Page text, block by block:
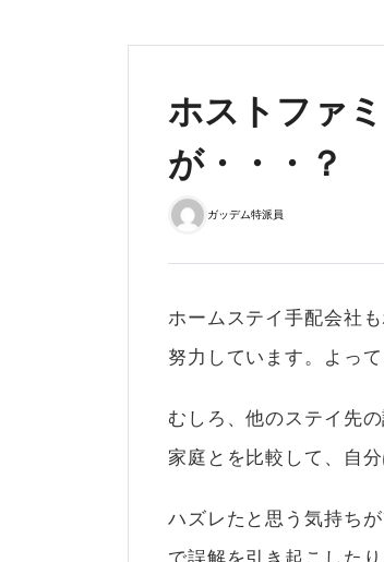
ホストファ
が・・・？
ガッデム特派員
ホームステイ手配会社
努力しています。よっ
むしろ、他のステイ先
家庭とを比較して、自
ハズレたと思う気持ち
で誤解を引き起こした